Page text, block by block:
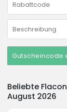
Gutscheincode
Beliebte
August 2026